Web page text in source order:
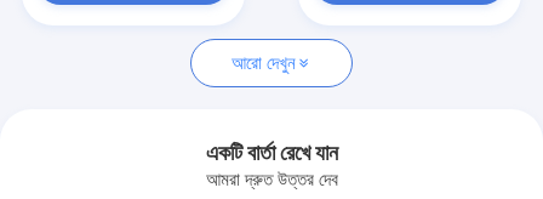
আইপিএস টিএফটি এলসিডি ডিসপ্লে
আরো দেখুন
একটি বার্তা রেখে যান
আমরা দ্রুত উত্তর দেব